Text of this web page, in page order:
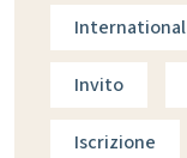
International
Invito
Iscrizione